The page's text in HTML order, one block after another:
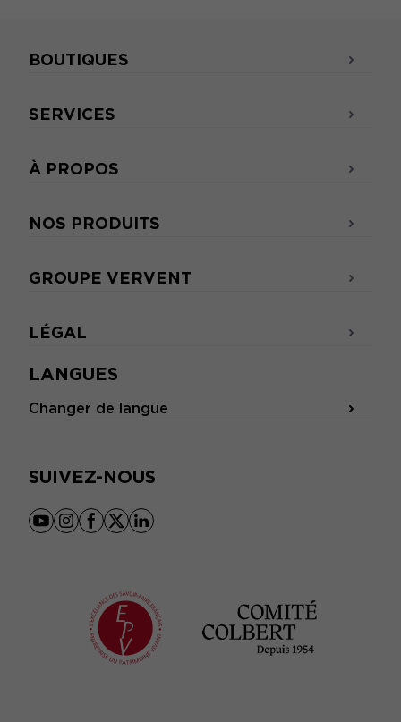
LANGUES
Changer de langue
SUIVEZ-NOUS
youtube
instagram
facebook
x linkedin
BOUTIQUES
SERVICES
À PROPOS
NOS PRODUITS
GROUPE VERVENT
LÉGAL